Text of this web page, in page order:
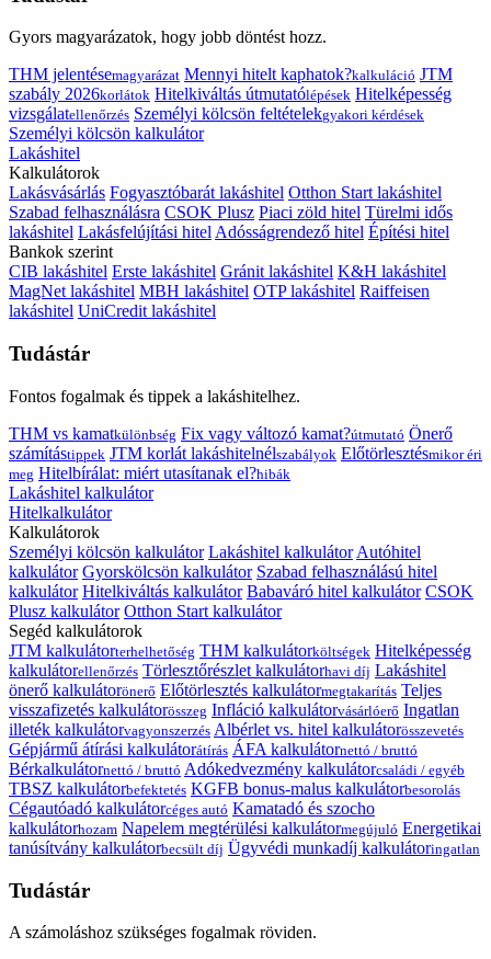
Gyors magyarázatok, hogy jobb döntést hozz.
THM jelentésemagyarázat Mennyi hitelt kaphatok?kalkuláció JTM
szabály 2026korlátok Hitelkiváltás útmutatólépések Hitelképesség
vizsgálatellenőrzés Személyi kölcsön feltételekgyakori kérdések
Személyi kölcsön kalkulátor
Lakáshitel
Kalkulátorok
Lakásvásárlás Fogyasztóbarát lakáshitel Otthon Start lakáshitel
Szabad felhasználásra CSOK Plusz Piaci zöld hitel Türelmi idős
lakáshitel Lakásfelújítási hitelAdósságrendező hitel Építési hitel
Bankok szerint
CIB lakáshitel Erste lakáshitel Gránit lakáshitel K&H lakáshitel
MagNet lakáshitel MBH lakáshitel OTP lakáshitel Raiffeisen
lakáshitel UniCredit lakáshitel
Tudástár
Fontos fogalmak és tippek a lakáshitelhez.
THM vs kamatkülönbség Fix vagy változó kamat?útmutató Önerő
számítástippek JTM korlát lakáshitelnélszabályok Előtörlesztésmikor éri
meg Hitelbírálat: miért utasítanak el?hibák
Lakáshitel kalkulátor
Hitelkalkulátor
Kalkulátorok
Személyi kölcsön kalkulátor Lakáshitel kalkulátor Autóhitel
kalkulátor Gyorskölcsön kalkulátor Szabad felhasználású hitel
kalkulátor Hitelkiváltás kalkulátor Babaváró hitel kalkulátor CSOK
Plusz kalkulátor Otthon Start kalkulátor
Segéd kalkulátorok
JTM kalkulátorterhelhetőség THM kalkulátorköltségek Hitelképesség
kalkulátorellenőrzés Törlesztőrészlet kalkulátorhavi díj Lakáshitel
önerő kalkulátorönerő Előtörlesztés kalkulátormegtakarítás Teljes
visszafizetés kalkulátorösszeg Infláció kalkulátorvásárlóerő Ingatlan
illeték kalkulátorvagyonszerzés Albérlet vs. hitel kalkulátorösszevetés
Gépjármű átírási kalkulátorátírás ÁFA kalkulátornettó / bruttó
Bérkalkulátornettó / bruttó Adókedvezmény kalkulátorcsaládi / egyéb
TBSZ kalkulátorbefektetés KGFB bonus-malus kalkulátorbesorolás
Cégautóadó kalkulátorcéges autó Kamatadó és szocho
kalkulátorhozam Napelem megtérülési kalkulátormegújuló Energetikai
tanúsítvány kalkulátorbecsült díj Ügyvédi munkadíj kalkulátoringatlan
Tudástár
A számoláshoz szükséges fogalmak röviden.